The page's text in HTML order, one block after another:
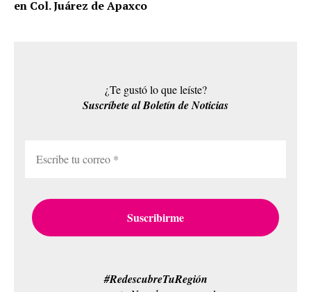
en Col. Juárez de Apaxco
¿Te gustó lo que leíste?
Suscríbete al Boletín de Noticias
#RedescubreTuRegión